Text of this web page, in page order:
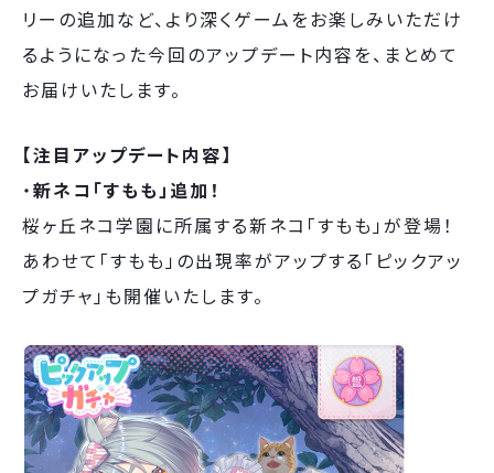
リーの追加など、より深くゲームをお楽しみいただけ
るようになった今回のアップデート内容を、まとめて
お届けいたします。
【注目アップデート内容】
・新ネコ「すもも」追加！
桜ヶ丘ネコ学園に所属する新ネコ「すもも」が登場！
あわせて「すもも」の出現率がアップする「ピックアッ
プガチャ」も開催いたします。